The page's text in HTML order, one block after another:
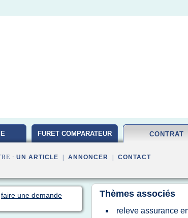
FURET COMPARATEUR CONTRAT
: UN ARTICLE ANNONCER CONTACT
faire une demande
Thèmes associés
releve assurance